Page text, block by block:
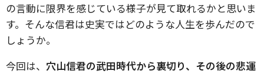
の言動に限界を感じている様子が見て取れるかと思いま
す。そんな信君は史実ではどのような人生を歩んだので
しょうか。
今回は、 穴山信君の武田時代から裏切り、その後の悲運